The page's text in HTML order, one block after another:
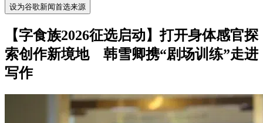
设为谷歌新闻首选来源
【字食族2026征选启动】打开身体感官探
索创作新境地 韩雪卿携“剧场训练”走进
写作